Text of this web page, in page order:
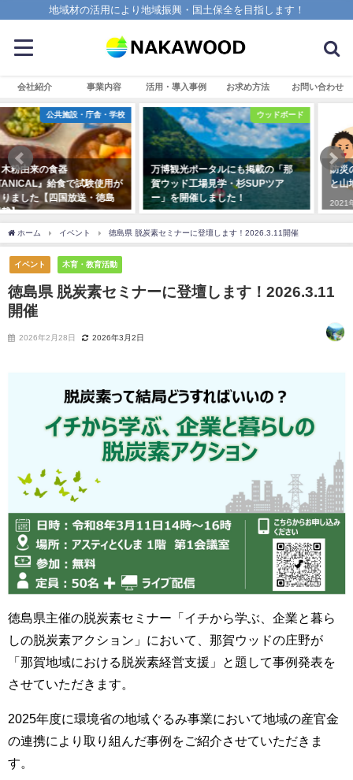
地域材の活用により地域振興・国土保全を目指します！
会社紹介 事業内容 活用・導入事例 お求め方法 お問い合わせ
ウッドボード
万博観光ポータルにも掲載の「那
賀ウッド工場見学・杉SUPツア
ー」を開催しました！
防災の日 ふるさと納税で木づかい
と山地保全を行い減災に貢献！
2021年8月31日
ホーム イベント 徳島県 脱炭素セミナーに登壇します！2026.3.11開催
イベント 木育・教育活動
徳島県 脱炭素セミナーに登壇します！2026.3.11
開催
2026年2月28日 2026年3月2日
徳島県主催の脱炭素セミナー 「イチから学ぶ、企業と暮ら
しの脱炭素アクション」 において、那賀ウッドの庄野が
「那賀地域における脱炭素経営支援」と題して事例発表を
させていただきます。
2025年度に環境省の地域ぐるみ事業において地域の産官金
の連携により取り組んだ事例をご紹介させていただきま
す。